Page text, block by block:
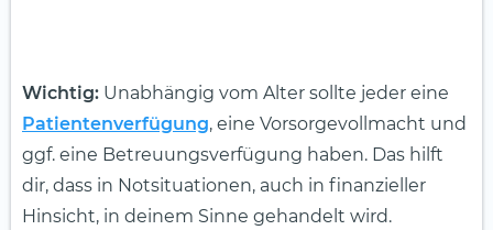
Wichtig: Unabhängig vom Alter sollte jeder eine
Patientenverfügung, eine Vorsorgevollmacht und
ggf. eine Betreuungsverfügung haben. Das hilft
dir, dass in Notsituationen, auch in finanzieller
Hinsicht, in deinem Sinne gehandelt wird.